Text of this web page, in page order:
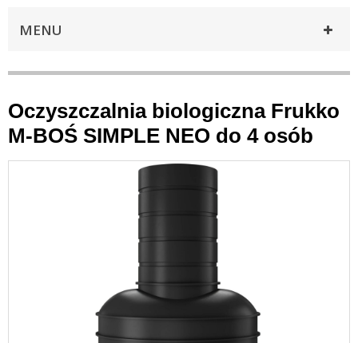
MENU
Oczyszczalnia biologiczna Frukko
M-BOŚ SIMPLE NEO do 4 osób